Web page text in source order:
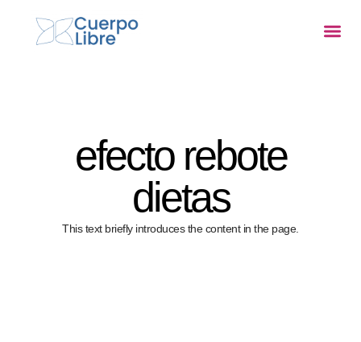
efecto rebote
dietas
This text briefly introduces the content in the page.